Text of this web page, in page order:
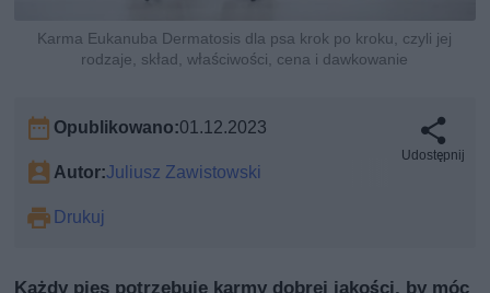
Karma Eukanuba Dermatosis dla psa krok po kroku, czyli jej
rodzaje, skład, właściwości, cena i dawkowanie
Opublikowano:01.12.2023
Autor:Juliusz Zawistowski
Drukuj
Udostępnij
Każdy pies potrzebuje karmy dobrej jakości, by móc